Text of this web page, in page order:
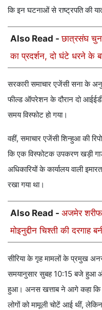
कि इन घटनाओं से राष्ट्रपति की
Also Read -छात्रसंघ
का प्रदर्शन, दो घंटे धरने के
सरकारी समाचार एजेंसी सना के
फील्ड ऑपरेशन के दौरान दो
समय विस्फोट हो गया।
वहीं, समाचार एजेंसी शिन्हुआ की
कि एक विस्फोटक उपकरण खड़ी
अधिकारियों के कार्यालय वाली
रखा गया था।
Also Read - अजमेर शरीफ
मोइनुद्दीन चिश्ती की
सीरिया के गृह मामलों के प्रमुख
समयानुसार सुबह 10:15 बजे हुआ
हुआ। अनस खत्ताब ने आगे कहा कि
लोगों को मामूली चोटें आई थीं, लेकिन